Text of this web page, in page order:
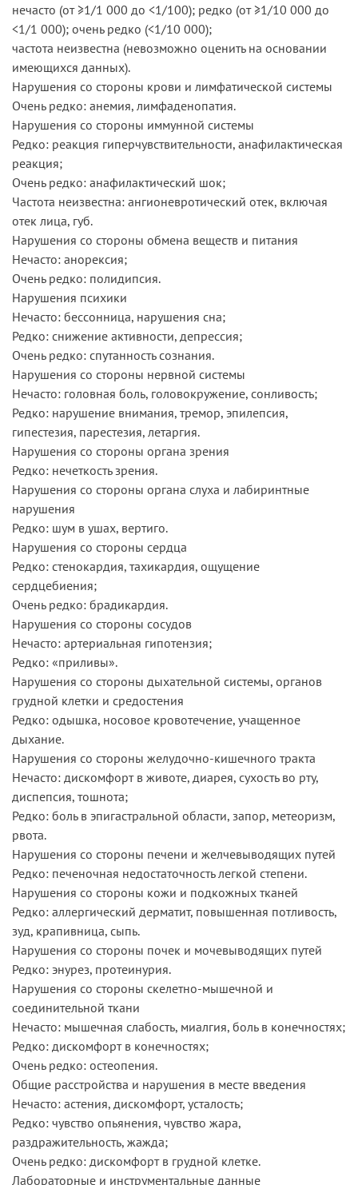
нечасто (от ≥1/1 000 до <1/100); редко (от ≥1/10 000 до
<1/1 000); очень редко (<1/10 000);
частота неизвестна (невозможно оценить на основании
имеющихся данных).
Нарушения со стороны крови и лимфатической системы
Очень редко: анемия, лимфаденопатия.
Нарушения со стороны иммунной системы
Редко: реакция гиперчувствительности, анафилактическая
реакция;
Очень редко: анафилактический шок;
Частота неизвестна: ангионевротический отек, включая
отек лица, губ.
Нарушения со стороны обмена веществ и питания
Нечасто: анорексия;
Очень редко: полидипсия.
Нарушения психики
Нечасто: бессонница, нарушения сна;
Редко: снижение активности, депрессия;
Очень редко: спутанность сознания.
Нарушения со стороны нервной системы
Нечасто: головная боль, головокружение, сонливость;
Редко: нарушение внимания, тремор, эпилепсия,
гипестезия, парестезия, летаргия.
Нарушения со стороны органа зрения
Редко: нечеткость зрения.
Нарушения со стороны органа слуха и лабиринтные
нарушения
Редко: шум в ушах, вертиго.
Нарушения со стороны сердца
Редко: стенокардия, тахикардия, ощущение
сердцебиения;
Очень редко: брадикардия.
Нарушения со стороны сосудов
Нечасто: артериальная гипотензия;
Редко: «приливы».
Нарушения со стороны дыхательной системы, органов
грудной клетки и средостения
Редко: одышка, носовое кровотечение, учащенное
дыхание.
Нарушения со стороны желудочно-кишечного тракта
Нечасто: дискомфорт в животе, диарея, сухость во рту,
диспепсия, тошнота;
Редко: боль в эпигастральной области, запор, метеоризм,
рвота.
Нарушения со стороны печени и желчевыводящих путей
Редко: печеночная недостаточность легкой степени.
Нарушения со стороны кожи и подкожных тканей
Редко: аллергический дерматит, повышенная потливость,
зуд, крапивница, сыпь.
Нарушения со стороны почек и мочевыводящих путей
Редко: энурез, протеинурия.
Нарушения со стороны скелетно-мышечной и
соединительной ткани
Нечасто: мышечная слабость, миалгия, боль в конечностях;
Редко: дискомфорт в конечностях;
Очень редко: остеопения.
Общие расстройства и нарушения в месте введения
Нечасто: астения, дискомфорт, усталость;
Редко: чувство опьянения, чувство жара,
раздражительность, жажда;
Очень редко: дискомфорт в грудной клетке.
Лабораторные и инструментальные данные